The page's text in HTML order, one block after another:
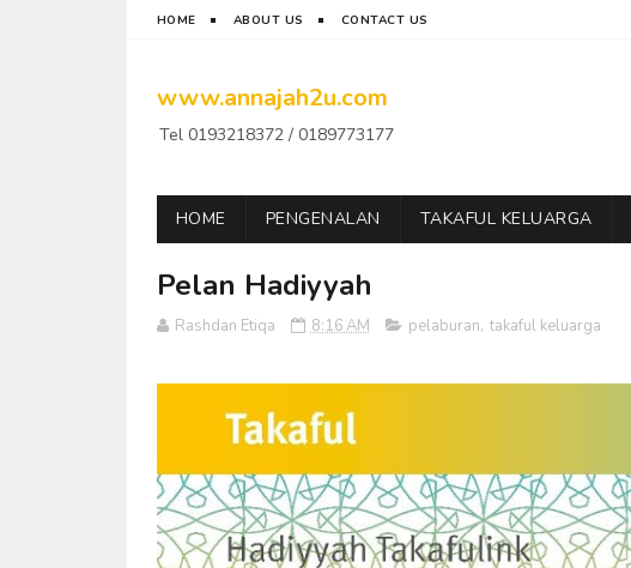
HOME ABOUT US CONTACT US
www.annajah2u.com
Tel 0193218372 / 0189773177
HOME PENGENALAN TAKAFUL KELUARGA
Pelan Hadiyyah
Rashdan Etiqa 8:16 AM pelaburan, takaful keluarga